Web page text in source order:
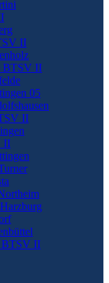
II
BTSV II
05
II
II
BTSV II